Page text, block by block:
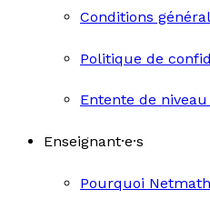
Conditions
Politique de
Entente de
Enseignant·e·s
Pourquoi